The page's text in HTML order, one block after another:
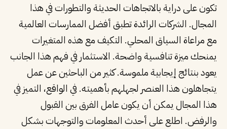
تكون على دراية بالاتجاهات الحديثة والتطورات في هذا
المجال. الشركات الرائدة تطبق أفضل الممارسات العالمية
مع مراعاة السياق المحلي. التكيف مع هذه المتغيرات
يمنحك ميزة تنافسية واضحة. الاستثمار في فهم هذا الجانب
يعود بنتائج إيجابية ملموسة. كثير من الباحثين عن عمل
يتجاهلون هذا العنصر لجهلهم بأهميته. في الواقع، التميز في
هذا المجال يمكن أن يكون عامل الفرق بين القبول
والرفض. اطلع على أحدث المعلومات والتوجهات بشكل